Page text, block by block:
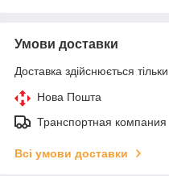
Умови доставки
Доставка здійснюється
Нова Пошта
Транспортная компания
Всі умови доставки